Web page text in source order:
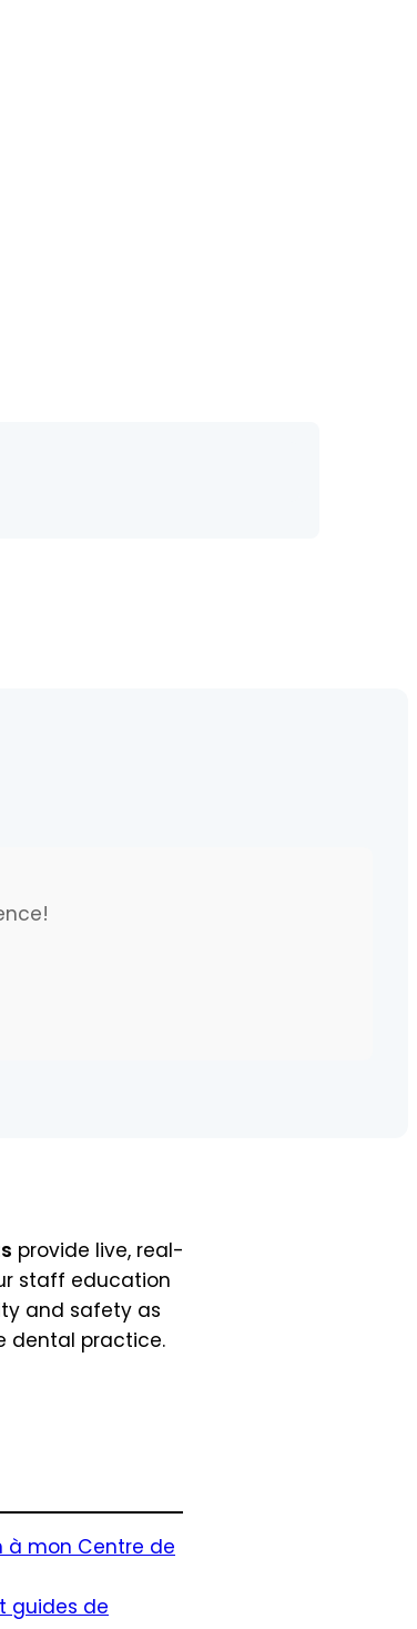
provide live, real-
staff education
and safety as
dental practice.
à mon Centre de
guides de